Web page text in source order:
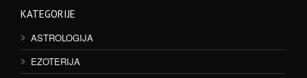
KATEGORIJE
ASTROLOGIJA
EZOTERIJA